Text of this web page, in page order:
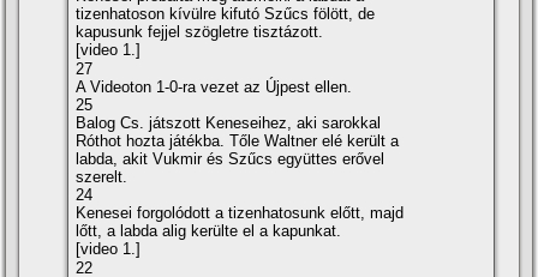
tizenhatoson kí­vülre kifutó Szűcs fölött, de
kapusunk fejjel szögletre tisztázott.
[video 1.]
27
A Videoton 1-0-ra vezet az Újpest ellen.
25
Balog Cs. játszott Keneseihez, aki sarokkal
Róthot hozta játékba. Tőle Waltner elé került a
labda, akit Vukmir és Szűcs együttes erővel
szerelt.
24
Kenesei forgolódott a tizenhatosunk előtt, majd
lőtt, a labda alig kerülte el a kapunkat.
[video 1.]
22